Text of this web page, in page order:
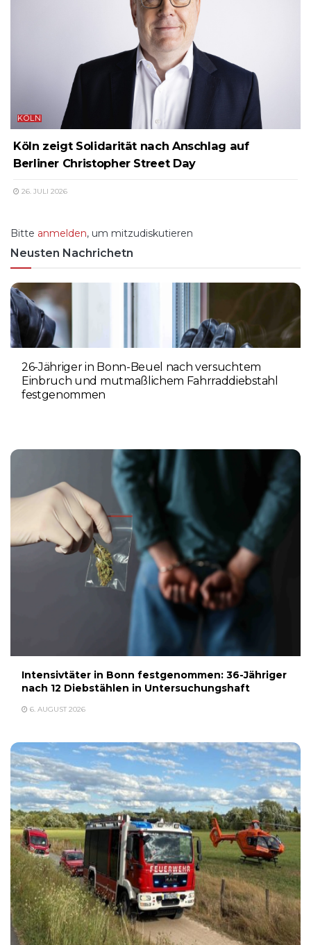
KÖLN
Köln zeigt Solidarität nach Anschlag auf
Berliner Christopher Street Day
26. JULI 2026
Bitte anmelden, um mitzudiskutieren
Neusten Nachrichetn
26-Jähriger in Bonn-Beuel nach versuchtem
Einbruch und mutmaßlichem Fahrraddiebstahl
festgenommen
Intensivtäter in Bonn festgenommen: 36-Jähriger
nach 12 Diebstählen in Untersuchungshaft
6. AUGUST 2026